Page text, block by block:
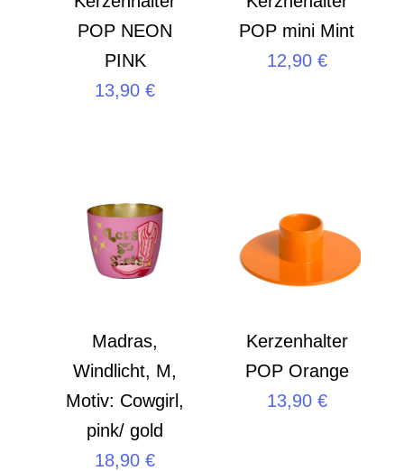
POP NEON
PINK
13,90€
POP mini Mint
12,90 €
Madras,
Windlicht, M,
Motiv: Cowgirl,
pink/ gold
18,90€
Kerzenhalter
POP Orange
13,90 €